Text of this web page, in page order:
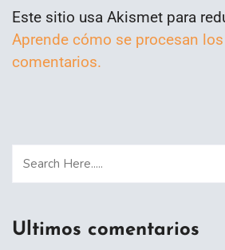
Este sitio usa Akismet para
Aprende cómo se procesan
comentarios.
Ultimos comentarios